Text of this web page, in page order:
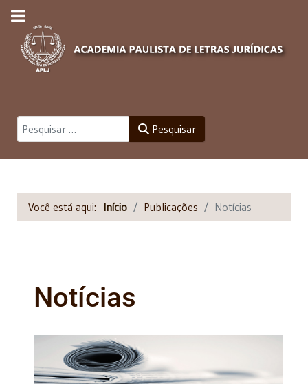
Pesquisar Pesquisar
Você está aqui: Início Publicações Notícias
Notícias